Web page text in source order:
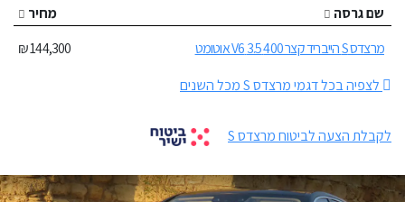
שם גרסה
מחיר
מרצדס S הייבריד קצר 400 3.5 V6 אוטומט
144,300 ₪
לצפיה בכל דגמי מרצדס S מכל השנים
לקבלת הצעה לביטוח מרצדס S